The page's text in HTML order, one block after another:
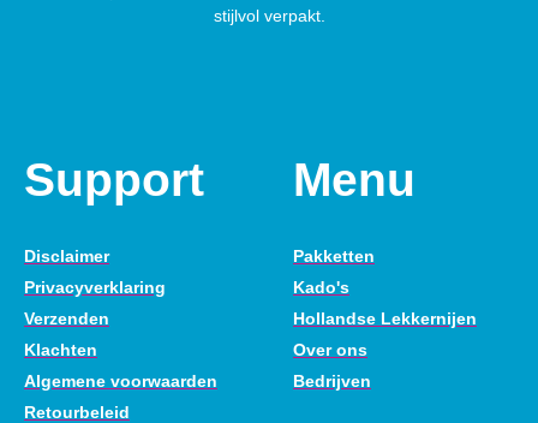
stijlvol verpakt.
Support
Disclaimer
Privacyverklaring
Verzenden
Klachten
Algemene voorwaarden
Retourbeleid
Menu
Pakketten
Kado's
Hollandse Lekkernijen
Over ons
Bedrijven